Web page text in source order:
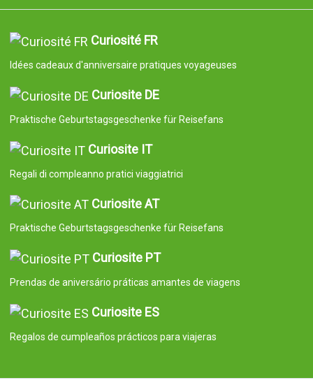
Curiosité FR
Idées cadeaux d'anniversaire pratiques voyageuses
Curiosite DE
Praktische Geburtstagsgeschenke für Reisefans
Curiosite IT
Regali di compleanno pratici viaggiatrici
Curiosite AT
Praktische Geburtstagsgeschenke für Reisefans
Curiosite PT
Prendas de aniversário práticas amantes de viagens
Curiosite ES
Regalos de cumpleaños prácticos para viajeras